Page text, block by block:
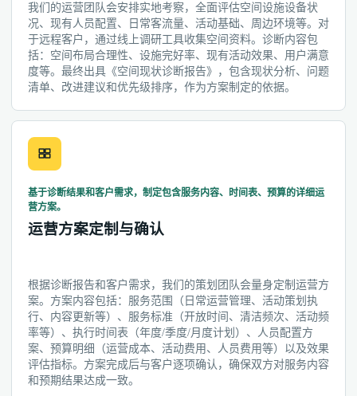
我们的运营团队会安排实地考察，全面评估空间设施设备状
况、现有人员配置、日常客流量、活动基础、周边环境等。对
于远程客户，通过线上调研工具收集空间资料。诊断内容包
括：空间布局合理性、设施完好率、现有活动效果、用户满意
度等。最终出具《空间现状诊断报告》，包含现状分析、问题
清单、改进建议和优先级排序，作为方案制定的依据。
基于诊断结果和客户需求，制定包含服务内容、时间表、预算的详细运
营方案。
运营方案定制与确认
根据诊断报告和客户需求，我们的策划团队会量身定制运营方
案。方案内容包括：服务范围（日常运营管理、活动策划执
行、内容更新等）、服务标准（开放时间、清洁频次、活动频
率等）、执行时间表（年度/季度/月度计划）、人员配置方
案、预算明细（运营成本、活动费用、人员费用等）以及效果
评估指标。方案完成后与客户逐项确认，确保双方对服务内容
和预期结果达成一致。